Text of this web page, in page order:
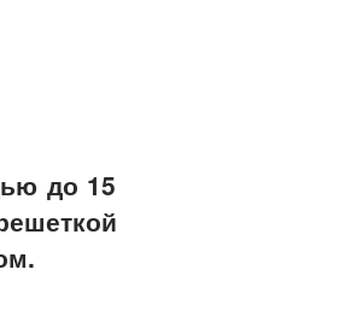
до 15